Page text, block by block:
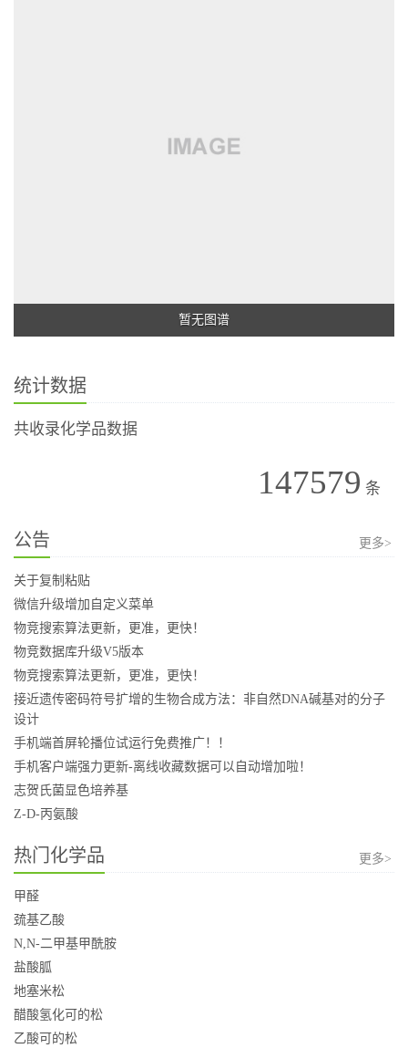
暂无图谱
统计数据
共收录化学品数据
147579 条
公告 更多>
关于复制粘贴
微信升级增加自定义菜单
物竞搜索算法更新，更准，更快！
物竞数据库升级V5版本
物竞搜索算法更新，更准，更快！
接近遗传密码符号扩增的生物合成方法：非自然DNA碱基对的分子
设计
手机端首屏轮播位试运行免费推广！！
手机客户端强力更新-离线收藏数据可以自动增加啦！
志贺氏菌显色培养基
Z-D-丙氨酸
热门化学品 更多>
甲醛
巯基乙酸
N,N-二甲基甲酰胺
盐酸胍
地塞米松
醋酸氢化可的松
乙酸可的松